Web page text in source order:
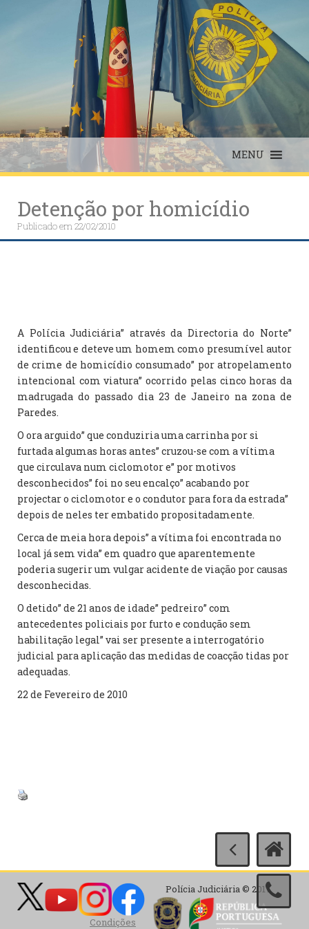
MENU
Detenção por homicídio
Publicado em22/02/2010
A Polícia Judiciária” através da Directoria do Norte”
identificou e deteve um homem como presumível autor
de crime de homicídio consumado” por atropelamento
intencional com viatura” ocorrido pelas cinco horas da
madrugada do passado dia 23 de Janeiro na zona de
Paredes.
O ora arguido” que conduziria uma carrinha por si
furtada algumas horas antes” cruzou-se com a vítima
que circulava num ciclomotor e” por motivos
desconhecidos” foi no seu encalço” acabando por
projectar o ciclomotor e o condutor para fora da estrada”
depois de neles ter embatido propositadamente.
Cerca de meia hora depois” a vítima foi encontrada no
local já sem vida” em quadro que aparentemente
poderia sugerir um vulgar acidente de viação por causas
desconhecidas.
O detido” de 21 anos de idade” pedreiro” com
antecedentes policiais por furto e condução sem
habilitação legal” vai ser presente a interrogatório
judicial para aplicação das medidas de coacção tidas por
adequadas.
22 de Fevereiro de 2010
Polícia Judiciária © 2017
Condições